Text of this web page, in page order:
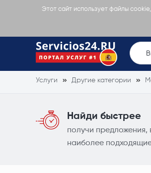
Этот сайт использует файлы
Услуги Другие категории
Найди быстрее
получи предложения,
наиболее